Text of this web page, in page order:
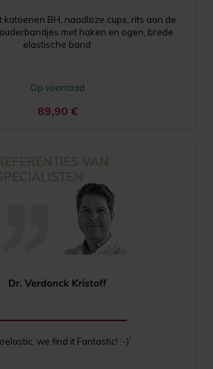
katoenen BH, naadloze cups, rits aan de
met haken en ogen, brede
elastische band
Op voorraad
89,90 €
we find it Fantastic! :-)’